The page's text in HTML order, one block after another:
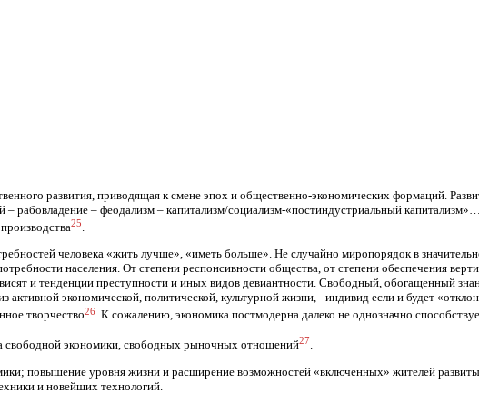
развития, приводящая к смене эпох и общественно-экономических формаций.
– рабовладение – феодализм – капитализм/социализм-«постиндустриальный
25
человека «жить лучше», «иметь больше». Не случайно миропорядок в
населения. От степени респонсивности общества, от степени обеспечения
и тенденции преступности и иных видов девиантности. Свободный, обогащенный
экономической, политической, культурной жизни, - индивид если и будет
творчество26. К сожалению, экономика постмодерна далеко не однозначно
свободной экономики, свободных рыночных отношений27.
повышение уровня жизни и расширение возможностей «включенных» жителей
и новейших технологий.